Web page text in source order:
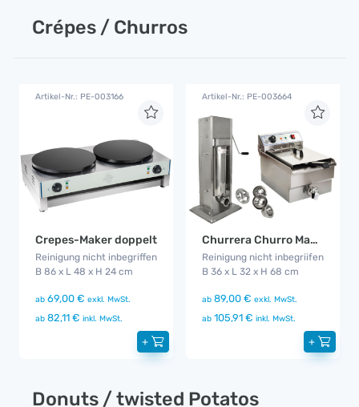
Crépes / Churros
Artikel-Nr.: PE-003166
Crepes-Maker doppelt
Reinigung nicht inbegriffen
B 86 x L 48 x H 24 cm
ab 69,00 € exkl. MwSt.
ab 82,11 € inkl. MwSt.
+
Artikel-Nr.: PE-003664
Churrera Churro Maker
Reinigung nicht inbegriifen
B 36 x L 32 x H 68 cm
ab 89,00 € exkl. MwSt.
ab 105,91 € inkl. MwSt.
+
Donuts / twisted Potatos